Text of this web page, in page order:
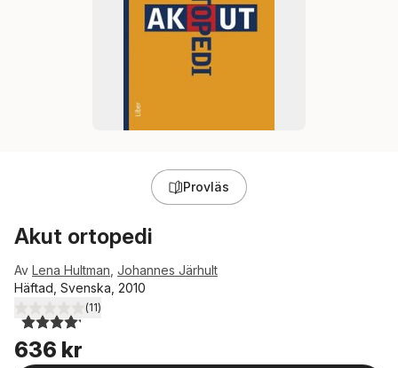
Provläs
Akut ortopedi
Av Lena Hultman Johannes Järhult
Häftad, Svenska, 2010
4,2utav 5 stjärnor. Totalt antal röster:
(11)
636 kr